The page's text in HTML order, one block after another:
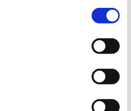
er åbent for alle –
på vej til arbejde eller blot